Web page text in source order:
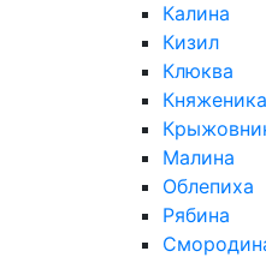
Калина
Кизил
Клюква
Княженика
Малина
Облепиха
Рябина